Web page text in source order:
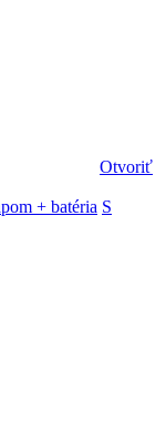
Otvoriť
+ batéria S